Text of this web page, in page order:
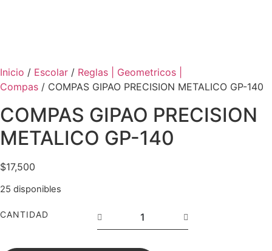
Inicio / Escolar / Reglas | Geometricos |
Compas / COMPAS GIPAO PRECISION METALICO GP-140
COMPAS GIPAO PRECISION
METALICO GP-140
$17,500
25 disponibles
CANTIDAD